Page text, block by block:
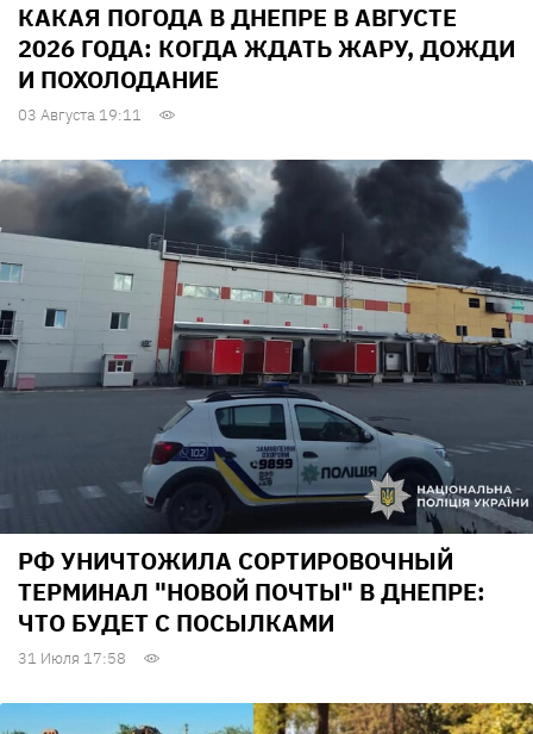
КАКАЯ ПОГОДА В ДНЕПРЕ В АВГУСТЕ
2026 ГОДА: КОГДА ЖДАТЬ ЖАРУ, ДОЖДИ
И ПОХОЛОДАНИЕ
03 Августа 19:11
РФ УНИЧТОЖИЛА СОРТИРОВОЧНЫЙ
ТЕРМИНАЛ "НОВОЙ ПОЧТЫ" В ДНЕПРЕ:
ЧТО БУДЕТ С ПОСЫЛКАМИ
31 Июля 17:58